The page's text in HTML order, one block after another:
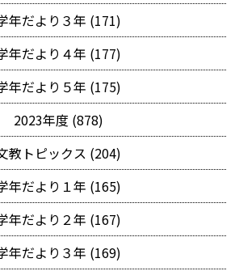
年だより３年 (171)
年だより４年 (177)
年だより５年 (175)
2023年度 (878)
教トピックス (204)
年だより１年 (165)
年だより２年 (167)
年だより３年 (169)